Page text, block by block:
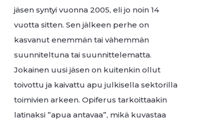
jäsen syntyi vuonna 2005, eli jo noin 14
vuotta sitten. Sen jälkeen perhe on
kasvanut enemmän tai vähemmän
suunniteltuna tai suunnittelematta.
Jokainen uusi jäsen on kuitenkin ollut
toivottu ja kaivattu apu julkisella sektorilla
toimivien arkeen. Opiferus tarkoittaakin
latinaksi ”apua antavaa”, mikä kuvastaa